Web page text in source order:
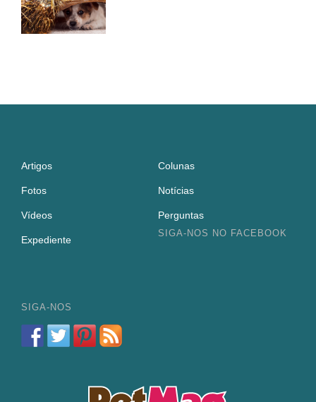
Artigos Colunas
Fotos Notícias
Vídeos Perguntas
Expediente
SIGA-NOS NO FACEBOOK
SIGA-NOS